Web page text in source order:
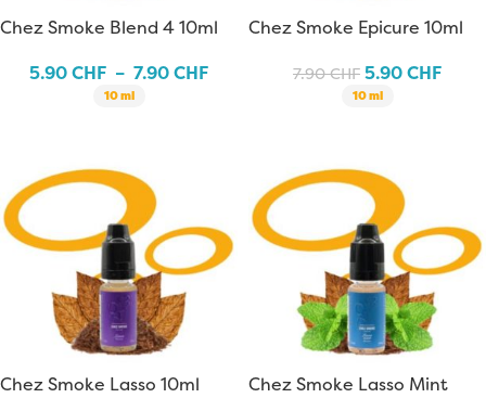
Chez Smoke Blend 4 10ml
5.90CHF – 7.90CHF
10 ml
Chez Smoke Epicure 10ml
7.90CHF 5.90CHF
10 ml
Chez Smoke Lasso 10ml
Chez Smoke Lasso Mint